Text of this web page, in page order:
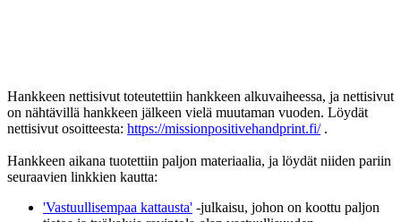
Hankkeen nettisivut toteutettiin hankkeen alkuvaiheessa, ja nettisivut
on nähtävillä hankkeen jälkeen vielä muutaman vuoden. Löydät
nettisivut osoitteesta: https://missionpositivehandprint.fi/.
Hankkeen aikana tuotettiin paljon materiaalia, ja löydät niiden pariin
seuraavien linkkien kautta:
'Vastuullisempaa kattausta' -julkaisu, johon on koottu paljon